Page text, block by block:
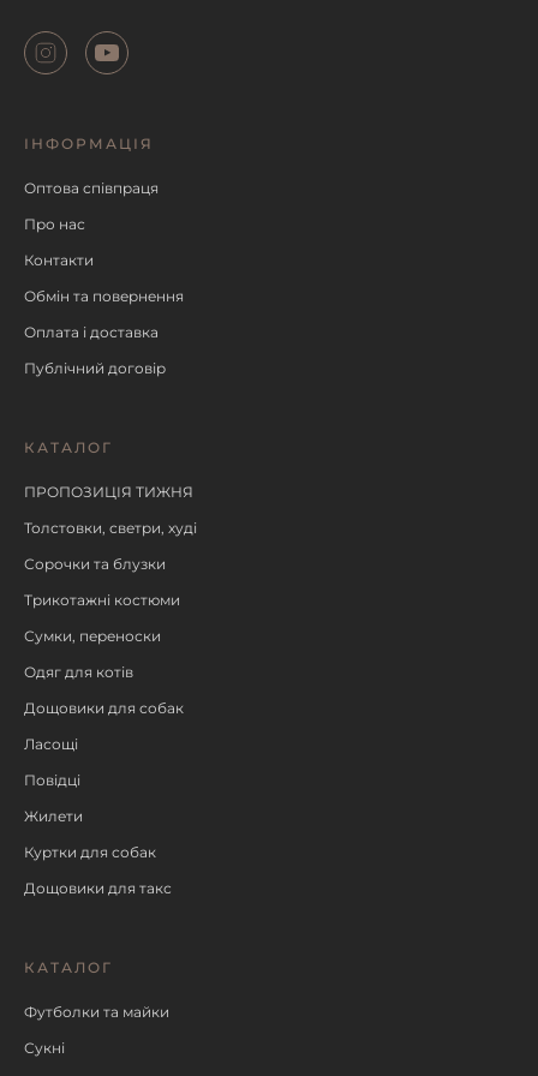
ІНФОРМАЦІЯ
Оптова співпраця
Про нас
Контакти
Обмін та повернення
Оплата і доставка
Публічний договір
КАТАЛОГ
ПРОПОЗИЦІЯ ТИЖНЯ
Толстовки, светри, худі
Сорочки та блузки
Трикотажні костюми
Сумки, переноски
Одяг для котів
Дощовики для собак
Ласощі
Повідці
Жилети
Куртки для собак
Дощовики для такс
КАТАЛОГ
Футболки та майки
Сукні